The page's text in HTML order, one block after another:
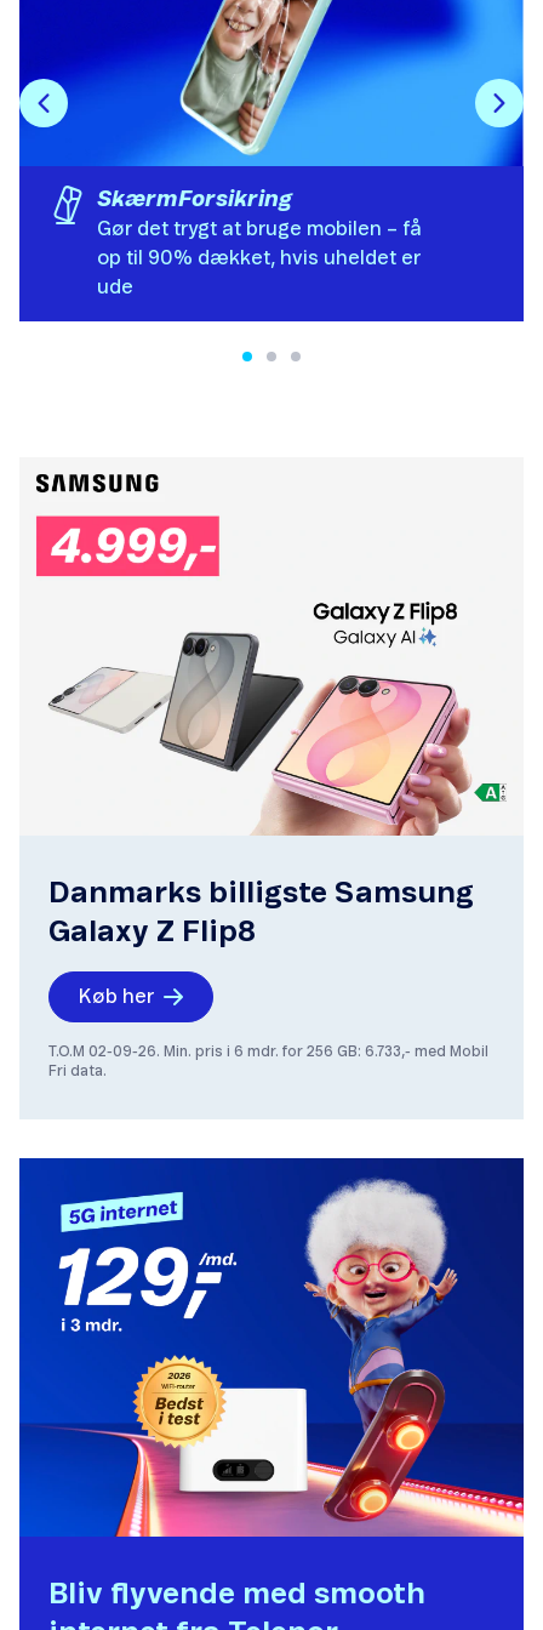
SkærmForsikring
Gør det trygt at bruge mobilen – få
op til 90% dækket, hvis uheldet er
ude
Danmarks billigste Samsung
Galaxy Z Flip8
Køb her
T.O.M 02-09-26. Min. pris i 6 mdr. for 256 GB: 6.733,- med Mobil
Fri data.
Bliv flyvende med smooth